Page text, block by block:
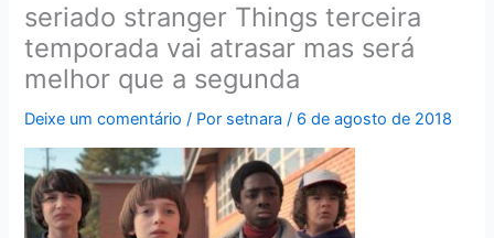
seriado stranger Things terceira
temporada vai atrasar mas será
melhor que a segunda
Deixe um comentário / Por setnara/ 6 de agosto de 2018